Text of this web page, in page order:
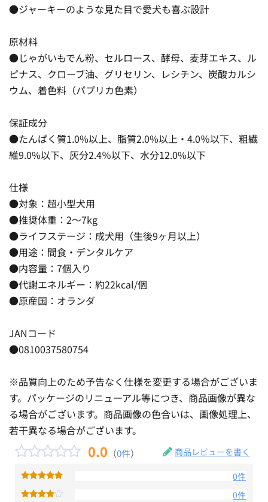
●ジャーキーのような見た目で愛犬も喜ぶ設計
原材料
●じゃがいもでん粉、セルロース、酵母、麦芽エキス、ル
ピナス、クローブ油、グリセリン、レシチン、炭酸カルシ
ウム、着色料（パプリカ色素）
保証成分
●たんぱく質1.0%以上、脂質2.0%以上・4.0％以下、粗繊
維9.0%以下、灰分2.4％以下、水分12.0%以下
仕様
●対象：超小型犬用
●推奨体重：2〜7kg
●ライフステージ：成犬用（生後9ヶ月以上）
●用途：間食・デンタルケア
●内容量：7個入り
●代謝エネルギー：約22kcal/個
●原産国：オランダ
JANコード
●0810037580754
※品質向上のため予告なく仕様を変更する場合がございま
す。パッケージのリニューアル等につき、商品画像が異な
る場合がございます。商品画像の色合いは、画像処理上、
若干異なる場合がございます。
0.0 （0件） 商品レビューを書く
0件
0件